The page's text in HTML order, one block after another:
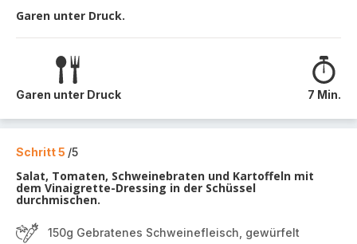
Garen unter Druck.
Garen unter Druck 7 Min.
Schritt 5 /5
Salat, Tomaten, Schweinebraten und Kartoffeln mit
dem Vinaigrette-Dressing in der Schüssel
durchmischen.
150g Gebratenes Schweinefleisch, gewürfelt